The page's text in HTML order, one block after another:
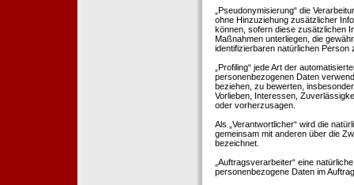
„Pseudonymisierung“ die
ohne Hinzuziehung zusätzlicher
können, sofern diese zusätzlichen
Maßnahmen unterliegen, die
identifizierbaren natürlichen Person
„Profiling“ jede Art der
personenbezogenen Daten
beziehen, zu bewerten,
Vorlieben, Interessen,
oder vorherzusagen.
Als „Verantwortlicher“ wird die
gemeinsam mit anderen über die
bezeichnet.
„Auftragsverarbeiter“ eine
personenbezogene Daten im